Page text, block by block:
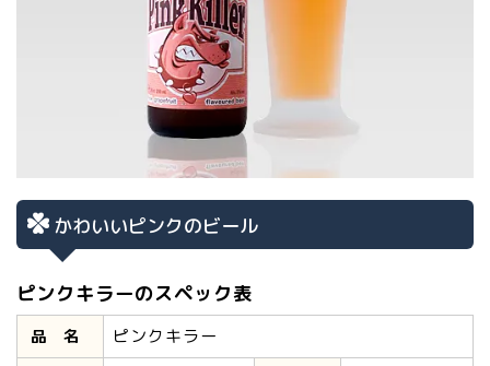
かわいいピンクのビール
ピンクキラーのスペック表
品 名 ピンクキラー